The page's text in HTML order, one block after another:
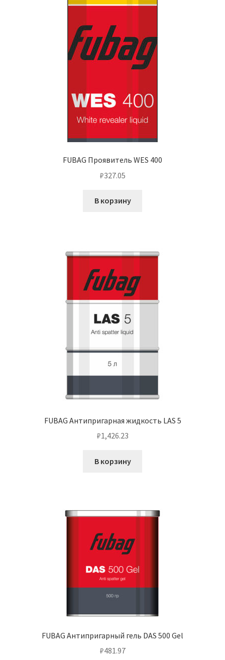
FUBAG Проявитель WES 400
₽327.05
В корзину
FUBAG Антипригарная жидкость LAS 5
₽1,426.23
В корзину
FUBAG Антипригарный гель DAS 500 Gel
₽481.97